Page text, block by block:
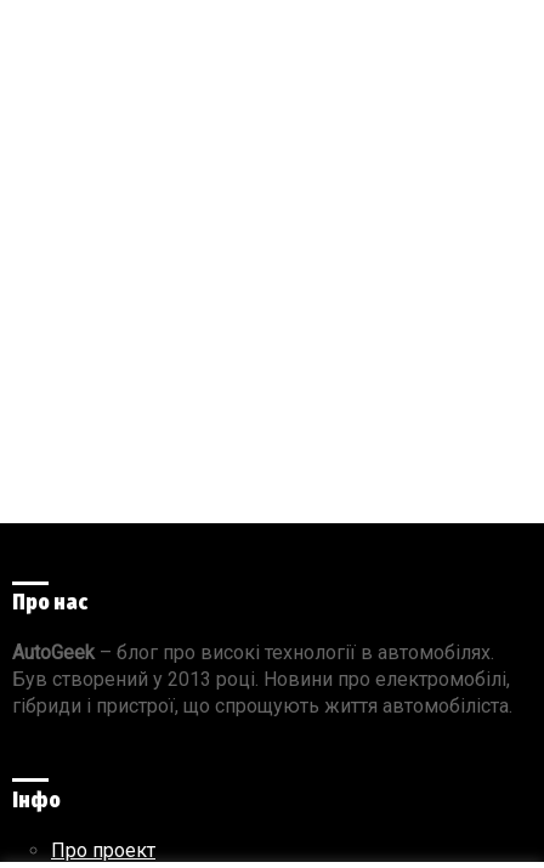
Про нас
AutoGeek– блог про високі технології в автомобілях.
Був створений у 2013 році. Новини про електромобілі,
гібриди і пристрої, що спрощують життя автомобіліста.
Інфо
Про проект